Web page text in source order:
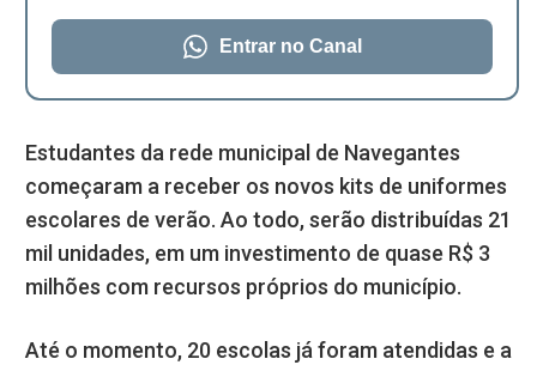
Entrar no Canal
Estudantes da rede municipal de Navegantes
começaram a receber os novos kits de uniformes
escolares de verão. Ao todo, serão distribuídas 21
mil unidades, em um investimento de quase R$ 3
milhões com recursos próprios do município.
Até o momento, 20 escolas já foram atendidas e a